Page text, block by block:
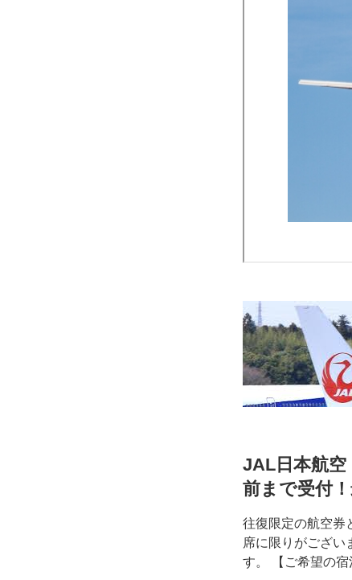
JAL日本航空
前まで受付
往復限定の航空券
席に限りがござい
す。 【ご希望の宿